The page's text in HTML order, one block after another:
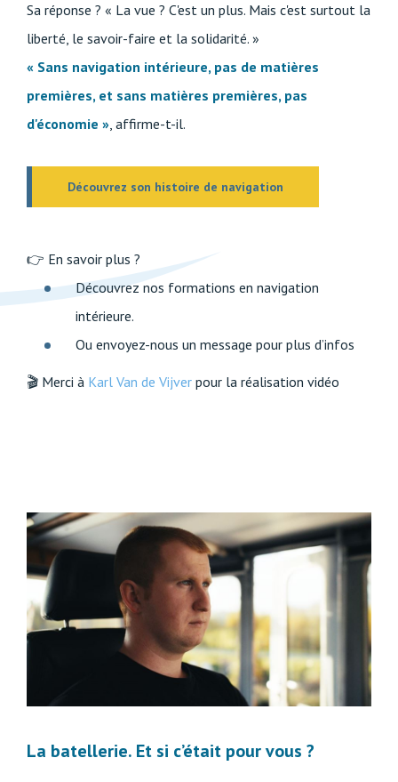
Sa réponse ? « La vue ? C'est un plus. Mais c'est surtout la
liberté, le savoir-faire et la solidarité. »
« Sans navigation intérieure, pas de matières
premières, et sans matières premières, pas
d'économie », affirme-t-il.
Découvrez son histoire de navigation
👉 En savoir plus ?
Découvrez nos formations en navigation
intérieure.
Ou envoyez-nous un message pour plus d’infos
🎬 Merci à Karl Van de Vijver pour la réalisation vidéo
La batellerie. Et si c’était pour vous ?